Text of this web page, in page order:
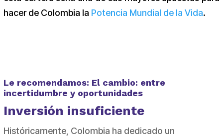
hacer de Colombia la Potencia Mundial de la Vida.
Le recomendamos: El cambio: entre
incertidumbre y oportunidades
Inversión insuficiente
Históricamente, Colombia ha dedicado un